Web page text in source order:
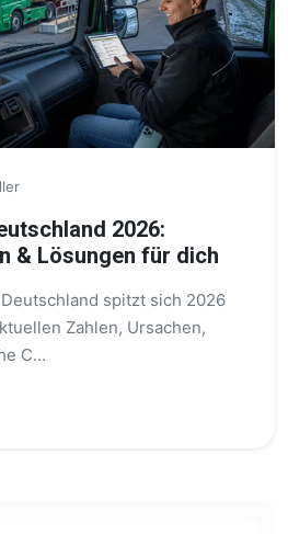
2026:
& Lösungen für dich
spitzt sich 2026
Zahlen, Ursachen,
C...